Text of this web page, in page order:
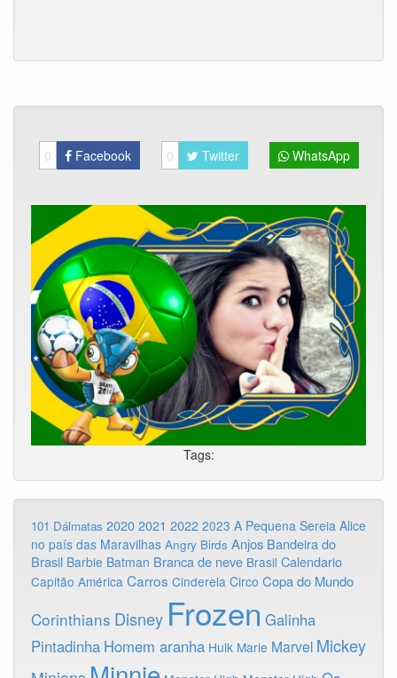
0 Facebook 0 Twitter WhatsApp
Tags:
101 Dálmatas 2020 2021 2022 2023 A Pequena Sereia Alice
no país das Maravilhas Angry Birds Anjos Bandeira do
Brasil Barbie Batman Branca de neve Brasil Calendario
Capitão América Carros Cinderela Circo Copa do Mundo
Corinthians Disney Frozen Galinha
Pintadinha Homem aranha Hulk Marie Marvel Mickey